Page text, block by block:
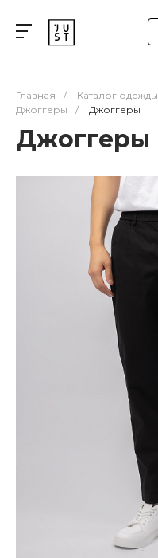
Главная / Каталог одежды
Джоггеры
/ Джоггеры
Джоггеры